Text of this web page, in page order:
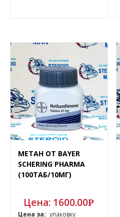
МЕТАН ОТ BAYER
SCHERING PHARMA
(100ТАБ/10МГ)
Цена: 1600.00Р
Цена за: упаковку